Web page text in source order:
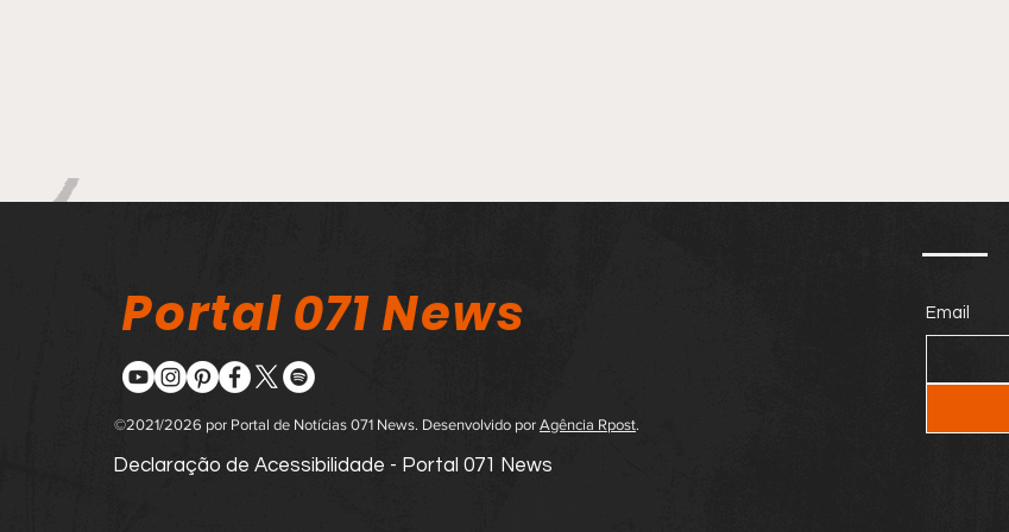
Portal 071 News
©2021/2026 por Portal de Notícias 071 News. Desenvolvido por Agência Rpost.
Declaração de Acessibilidade - Portal 071 News
Email